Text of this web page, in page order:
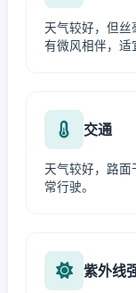
天气较好，但丝
有微风相伴，适
交通
天气较好，路
常行驶。
紫外线